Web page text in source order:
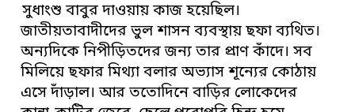
সুধাংশু বাবুর দাওয়ায় কাজ হয়েছিল।
জাতীয়তাবাদীদের ভুল শাসন ব্যবস্থায় ছফা ব্যথিত।
অন্যদিকে নিপীড়িতদের জন্য তার প্রাণ কাঁদে। সব
মিলিয়ে ছফার মিথ্যা বলার অভ্যাস শূন্যের কোঠায়
এসে দাঁড়াল। আর ততোদিনে বাড়ির লোকেদের